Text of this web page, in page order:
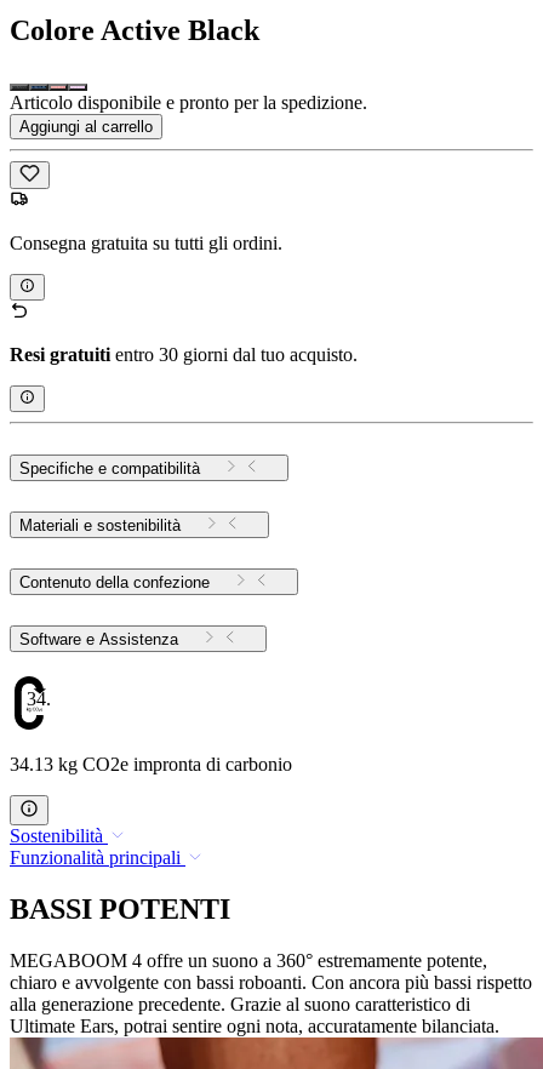
Colore Active Black
Articolo disponibile e pronto per la spedizione.
Aggiungi al carrello
Consegna gratuita su tutti gli ordini.
Resi gratuiti entro 30 giorni dal tuo acquisto.
Specifiche e compatibilità
Materiali e sostenibilità
Contenuto della confezione
Software e Assistenza
34.13
34.13 kg CO2e impronta di carbonio
Sostenibilità
Funzionalità principali
BASSI POTENTI
MEGABOOM 4 offre un suono a 360° estremamente potente,
chiaro e avvolgente con bassi roboanti. Con ancora più bassi rispetto
alla generazione precedente. Grazie al suono caratteristico di
Ultimate Ears, potrai sentire ogni nota, accuratamente bilanciata.